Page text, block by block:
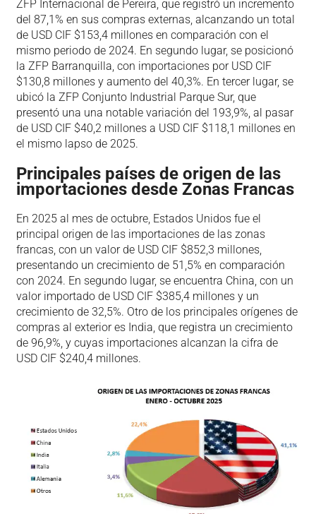
ZFP Internacional de Pereira, que registró un incremento
del 87,1% en sus compras externas, alcanzando un total
de USD CIF $153,4 millones en comparación con el
mismo periodo de 2024. En segundo lugar, se posicionó
la ZFP Barranquilla, con importaciones por USD CIF
$130,8 millones y aumento del 40,3%. En tercer lugar, se
ubicó la ZFP Conjunto Industrial Parque Sur, que
presentó una una notable variación del 193,9%, al pasar
de USD CIF $40,2 millones a USD CIF $118,1 millones en
el mismo lapso de 2025.
Principales países de origen de las
importaciones desde Zonas Francas
En 2025 al mes de octubre, Estados Unidos fue el
principal origen de las importaciones de las zonas
francas, con un valor de USD CIF $852,3 millones,
presentando un crecimiento de 51,5% en comparación
con 2024. En segundo lugar, se encuentra China, con un
valor importado de USD CIF $385,4 millones y un
crecimiento de 32,5%. Otro de los principales orígenes de
compras al exterior es India, que registra un crecimiento
de 96,9%, y cuyas importaciones alcanzan la cifra de
USD CIF $240,4 millones.